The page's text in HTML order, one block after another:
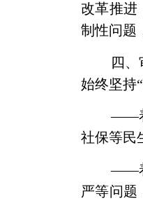
改革推进
制性问题
四
始终坚持
——
社保等民
——
严等问题